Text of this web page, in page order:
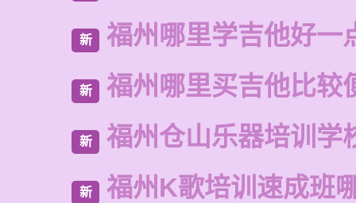
新 福州哪里学吉他好一
新 福州哪里买吉他比较
新 福州仓山乐器培训学
新 福州K歌培训速成班